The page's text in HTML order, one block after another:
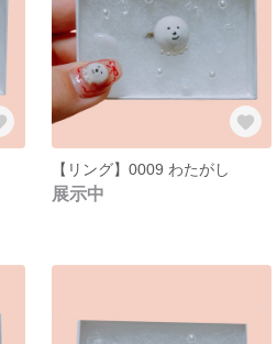
【リング】0009 わたがし
展示中